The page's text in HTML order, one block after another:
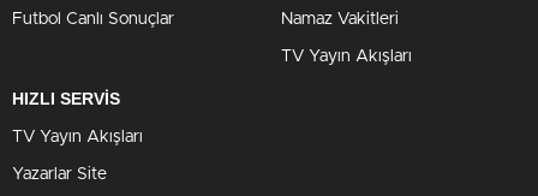
Futbol Canlı Sonuçlar Namaz Vakitleri
TV Yayın Akışları
HIZLI SERVİS
TV Yayın Akışları
Yazarlar Site